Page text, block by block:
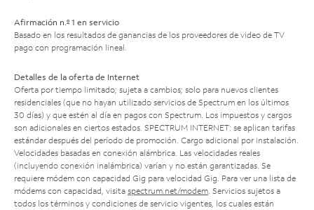
Afirmación n.º 1 en servicio
Basado en los resultados de ganancias de los proveedores de video de TV
pago con programación lineal.
Detalles de la oferta de Internet
Oferta por tiempo limitado; sujeta a cambios; solo para nuevos clientes
residenciales (que no hayan utilizado servicios de Spectrum en los últimos
30 días) y que estén al día en pagos con Spectrum. Los impuestos y cargos
son adicionales en ciertos estados. SPECTRUM INTERNET: se aplican tarifas
estándar después del período de promoción. Cargo adicional por instalación.
Velocidades basadas en conexión alámbrica. Las velocidades reales
(incluyendo conexión inalámbrica) varían y no están garantizadas. Se
requiere módem con capacidad Gig para velocidad Gig. Para ver una lista de
módems con capacidad, visita spectrum.net/modem. Servicios sujetos a
todos los términos y condiciones de servicio vigentes, los cuales están